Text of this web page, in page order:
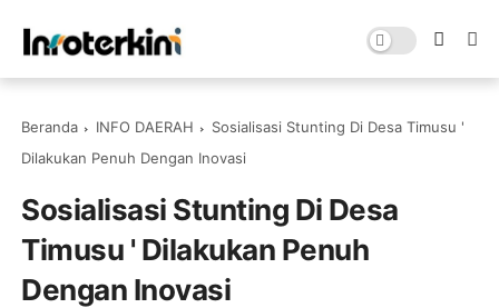
Beranda INFO DAERAH
Sosialisasi Stunting Di Desa Timusu '
Dilakukan Penuh Dengan Inovasi
Sosialisasi Stunting Di Desa
Timusu ' Dilakukan Penuh
Dengan Inovasi